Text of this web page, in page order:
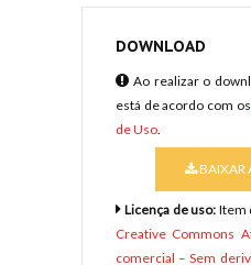
DOWNLOAD
Ao realizar o
está de acordo com os
de Uso.
BAIXAR
Licença de uso: Item
Creative Commons
comercial – Sem